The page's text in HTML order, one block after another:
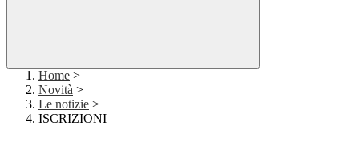
Home >
Novità >
Le notizie >
ISCRIZIONI